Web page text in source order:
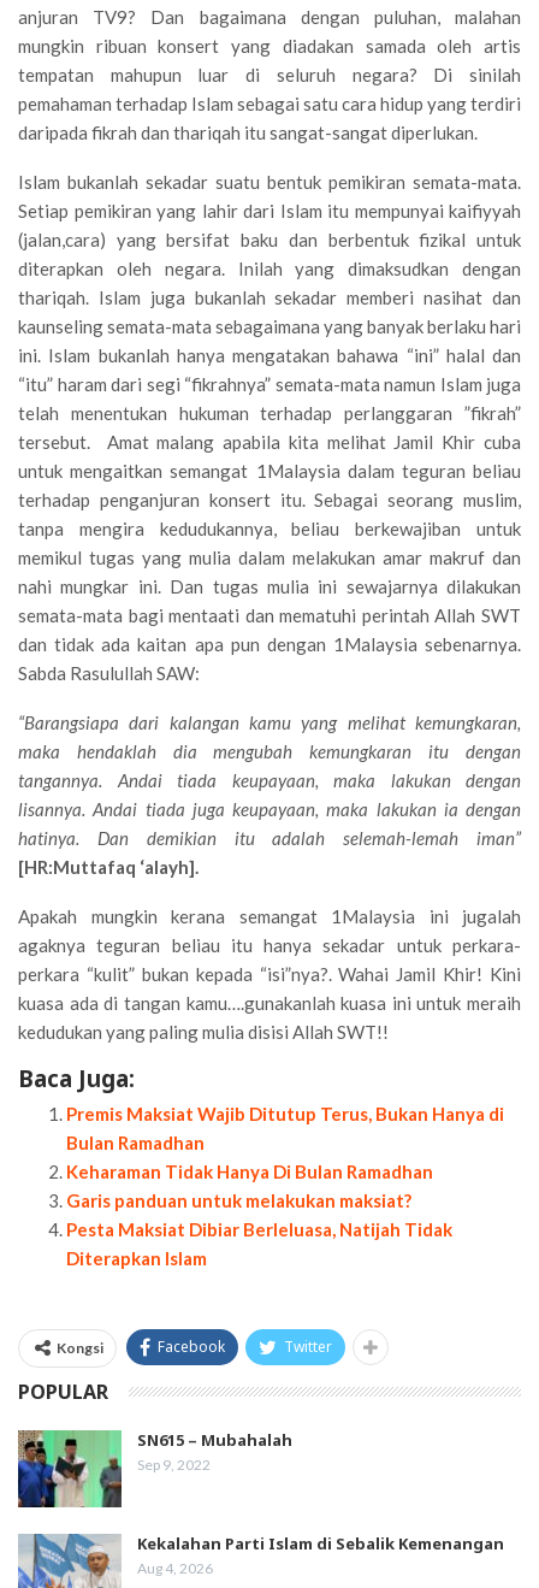
anjuran TV9? Dan bagaimana dengan puluhan, malahan
mungkin ribuan konsert yang diadakan samada oleh artis
tempatan mahupun luar di seluruh negara? Di sinilah
pemahaman terhadap Islam sebagai satu cara hidup yang terdiri
daripada fikrah dan thariqah itu sangat-sangat diperlukan.
Islam bukanlah sekadar suatu bentuk pemikiran semata-mata.
Setiap pemikiran yang lahir dari Islam itu mempunyai kaifiyyah
(jalan,cara) yang bersifat baku dan berbentuk fizikal untuk
diterapkan oleh negara. Inilah yang dimaksudkan dengan
thariqah. Islam juga bukanlah sekadar memberi nasihat dan
kaunseling semata-mata sebagaimana yang banyak berlaku hari
ini. Islam bukanlah hanya mengatakan bahawa “ini” halal dan
“itu” haram dari segi “fikrahnya” semata-mata namun Islam juga
telah menentukan hukuman terhadap perlanggaran ”fikrah”
tersebut. Amat malang apabila kita melihat Jamil Khir cuba
untuk mengaitkan semangat 1Malaysia dalam teguran beliau
terhadap penganjuran konsert itu. Sebagai seorang muslim,
tanpa mengira kedudukannya, beliau berkewajiban untuk
memikul tugas yang mulia dalam melakukan amar makruf dan
nahi mungkar ini. Dan tugas mulia ini sewajarnya dilakukan
semata-mata bagi mentaati dan mematuhi perintah Allah SWT
dan tidak ada kaitan apa pun dengan 1Malaysia sebenarnya.
Sabda Rasulullah SAW:
“Barangsiapa dari kalangan kamu yang melihat kemungkaran,
maka hendaklah dia mengubah kemungkaran itu dengan
tangannya. Andai tiada keupayaan, maka lakukan dengan
lisannya. Andai tiada juga keupayaan, maka lakukan ia dengan
hatinya. Dan demikian itu adalah selemah-lemah iman”
[HR:Muttafaq ‘alayh].
Apakah mungkin kerana semangat 1Malaysia ini jugalah
agaknya teguran beliau itu hanya sekadar untuk perkara-
perkara “kulit” bukan kepada “isi”nya?. Wahai Jamil Khir! Kini
kuasa ada di tangan kamu….gunakanlah kuasa ini untuk meraih
kedudukan yang paling mulia disisi Allah SWT!!
Baca Juga:
Premis Maksiat Wajib Ditutup Terus, Bukan Hanya di
Bulan Ramadhan
Keharaman Tidak Hanya Di Bulan Ramadhan
Garis panduan untuk melakukan maksiat?
Pesta Maksiat Dibiar Berleluasa, Natijah Tidak
Diterapkan Islam
Kongsi Facebook Twitter
POPULAR
SN615 – Mubahalah
Sep 9, 2022
Kekalahan Parti Islam di Sebalik Kemenangan
Aug 4, 2026